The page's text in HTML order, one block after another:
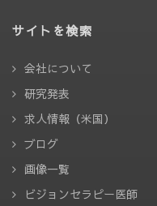
サイトを検索
会社について
研究発表
求人情報（米国）
ブログ
画像一覧
ビジョンセラピー医師